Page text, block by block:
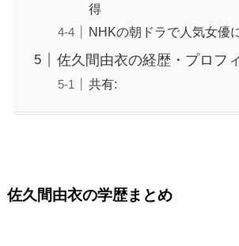
得
NHKの朝ドラで人気女優
佐久間由衣の経歴・プロフ
共有:
佐久間由衣の学歴まとめ